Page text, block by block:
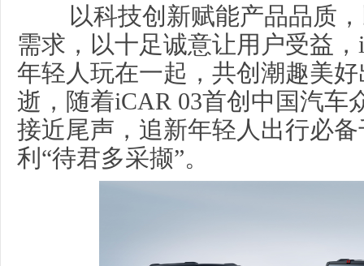
以科技创新赋能产品品质，
需求，以十足诚意让用户受益
年轻人玩在一起，共创潮趣美
逝，随着iCAR 03首创中国汽车
接近尾声，追新年轻人出行必
利“待君多采撷”。